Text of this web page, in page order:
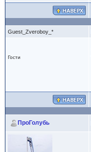
Guest_Zveroboy_*
Гости
ПроГолубь